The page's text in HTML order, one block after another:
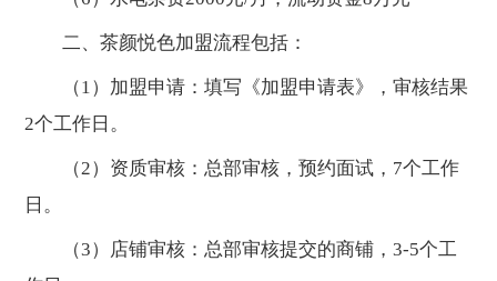
二、茶颜悦色加盟流程包括：
（1）加盟申请：填写《加盟申请表》，审核结果
2个工作日。
（2）资质审核：总部审核，预约面试，7个工作
日。
（3）店铺审核：总部审核提交的商铺，3-5个工